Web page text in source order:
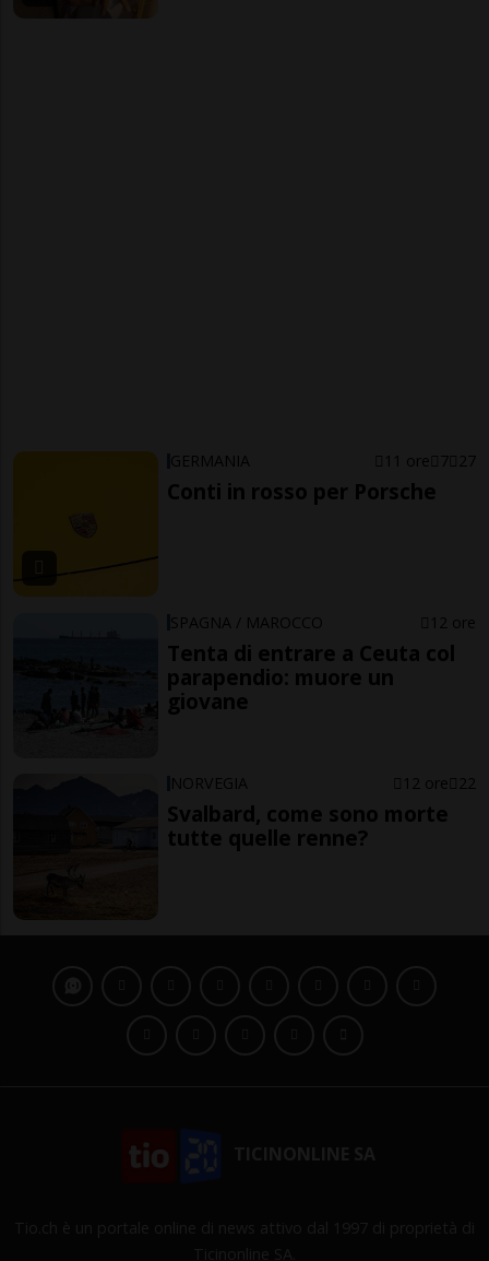
GERMANIA 11 ore 7 27
Conti in rosso per Porsche
SPAGNA / MAROCCO 12 ore
Tenta di entrare a Ceuta col
parapendio: muore un
giovane
NORVEGIA 12 ore 22
Svalbard, come sono morte
tutte quelle renne?